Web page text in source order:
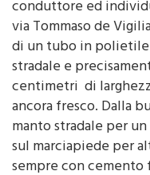
ed è bastato un
conduttore ed
via Tommaso de
di un tubo in
stradale e
centimetri di
ancora fresco. Dalla
manto stradale per
sul marciapiede per